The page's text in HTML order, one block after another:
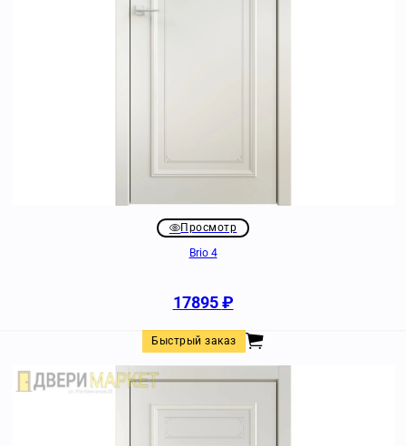
Просмотр
Brio 4
17895₽
Быстрый заказ